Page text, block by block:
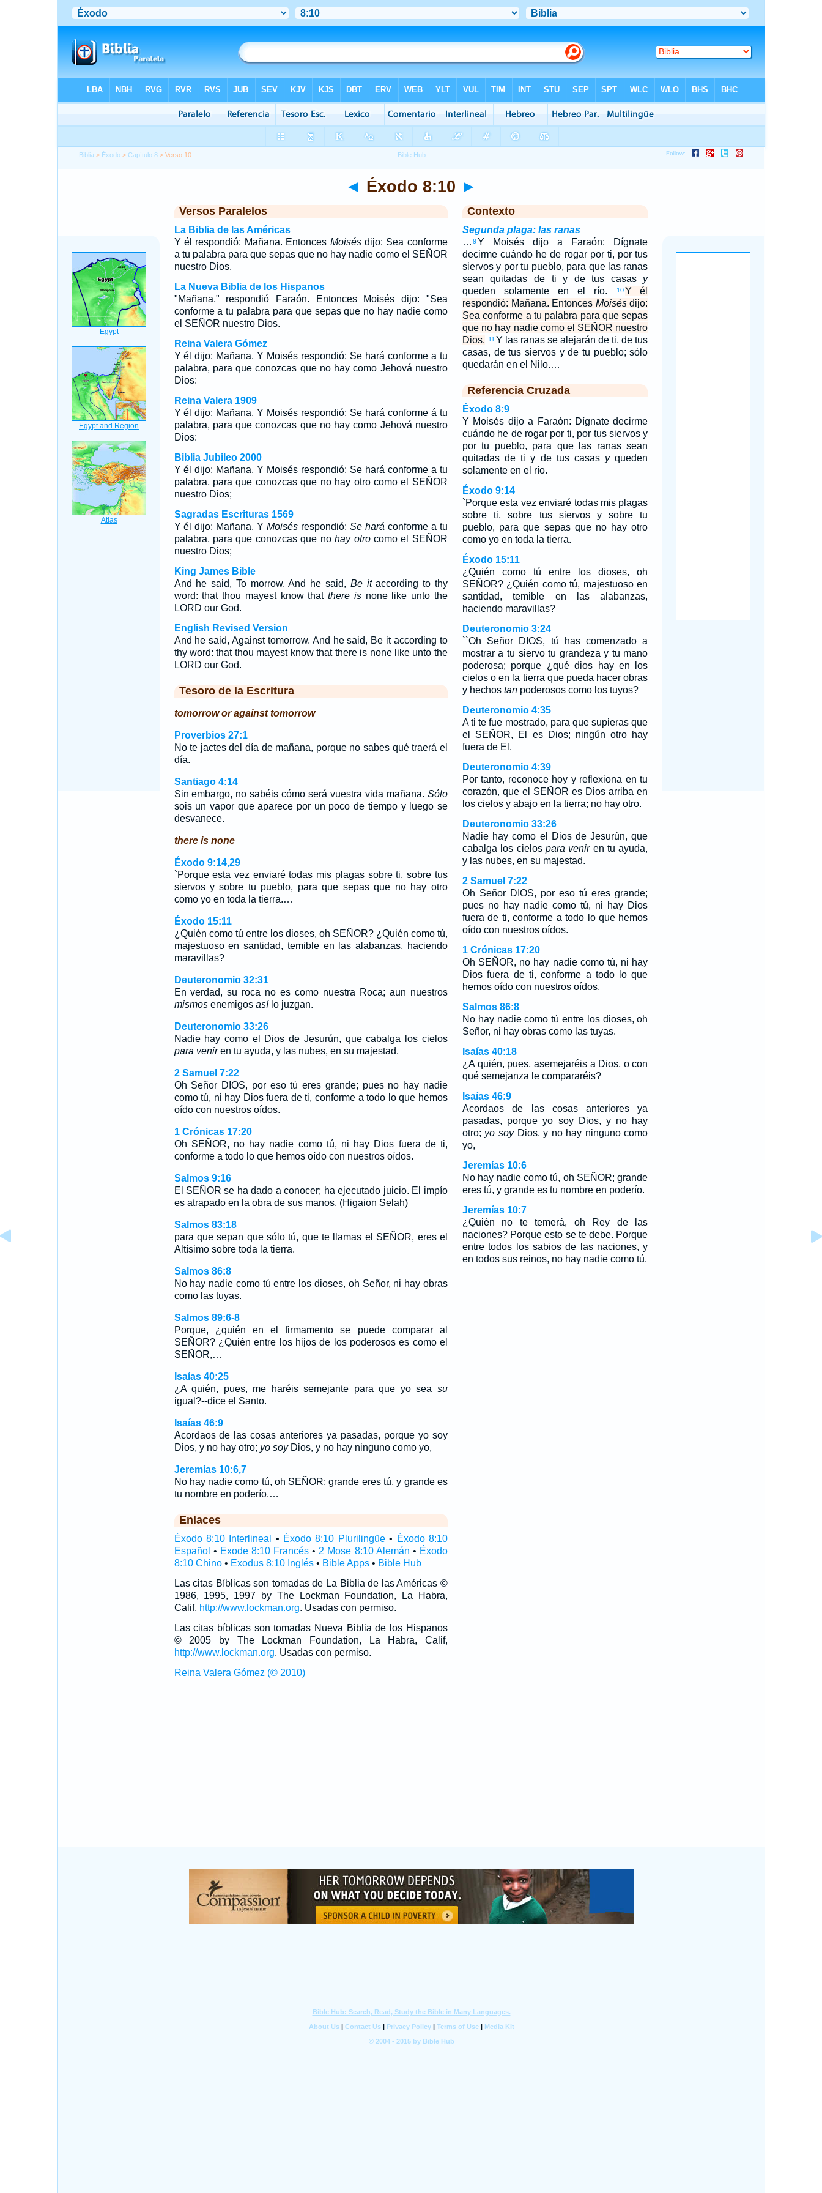
Biblia > Éxodo >Capítulo 8 > Verso 10
◄ Éxodo 8:10 ►
Versos Paralelos
La Biblia de las Américas
Y él respondió: Mañana. Entonces Moisésdijo: Sea conforme
a tu palabra para que sepas que no hay nadie como el SEÑOR
nuestro Dios.
La Nueva Biblia de los Hispanos
"Mañana," respondió Faraón. Entonces Moisés dijo: "Sea
conforme a tu palabra para que sepas que no hay nadie como
el SEÑOR nuestro Dios.
Reina Valera Gómez
Y él dijo: Mañana. Y Moisés respondió: Se hará conforme a tu
palabra, para que conozcas que no hay como Jehová nuestro
Dios:
Reina Valera 1909
Y él dijo: Mañana. Y Moisés respondió: Se hará conforme á tu
palabra, para que conozcas que no hay como Jehová nuestro
Dios:
Biblia Jubileo 2000
Y él dijo: Mañana. Y Moisés respondió: Se hará conforme a tu
palabra, para que conozcas que no hay otrocomo el SEÑOR
nuestro Dios;
Sagradas Escrituras 1569
Y él dijo: Mañana. YMoisés respondió:Se hará conforme a tu
palabra, para que conozcas que nohay otrocomo el SEÑOR
nuestro Dios;
King James Bible
And he said, To morrow. And he said, Be itaccording to thy
word: that thou mayest know thatthere isnone like unto the
LORD our God.
English Revised Version
And he said, Against tomorrow. And he said, Be it according to
thy word: that thou mayest know that there is none like unto the
LORD our God.
Tesoro de la Escritura
tomorrow or against tomorrow
Proverbios 27:1
No te jactes del día de mañana, porque no sabes qué traerá el
día.
Santiago 4:14
Sin embargo, no sabéis cómo será vuestra vida mañana. Sólo
sois un vapor que aparece por un poco de tiempo y luego se
desvanece.
there is none
Éxodo 9:14,29
`Porque esta vez enviaré todas mis plagas sobre ti, sobre tus
siervos y sobre tu pueblo, para que sepas que no hay otro
como yo en toda la tierra.…
Éxodo 15:11
¿Quién como tú entre los dioses, oh SEÑOR? ¿Quién como tú,
majestuoso en santidad, temible en las alabanzas, haciendo
maravillas?
Deuteronomio 32:31
En verdad, su roca no es como nuestra Roca; aun nuestros
mismosenemigos asílo juzgan.
Deuteronomio 33:26
Nadie hay como el Dios de Jesurún, que cabalga los cielos
para veniren tu ayuda, y las nubes, en su majestad.
2 Samuel 7:22
Oh Señor DIOS, por eso tú eres grande; pues no hay nadie
como tú, ni hay Dios fuera de ti, conforme a todo lo que hemos
oído con nuestros oídos.
1 Crónicas 17:20
Oh SEÑOR, no hay nadie como tú, ni hay Dios fuera de ti,
conforme a todo lo que hemos oído con nuestros oídos.
Salmos 9:16
El SEÑOR se ha dado a conocer; ha ejecutado juicio. El impío
es atrapado en la obra de sus manos. (Higaion Selah)
Salmos 83:18
para que sepan que sólo tú, que te llamas el SEÑOR, eres el
Altísimo sobre toda la tierra.
Salmos 86:8
No hay nadie como tú entre los dioses, oh Señor, ni hay obras
como las tuyas.
Salmos 89:6-8
Porque, ¿quién en el firmamento se puede comparar al
SEÑOR? ¿Quién entre los hijos de los poderosos es como el
SEÑOR,…
Isaías 40:25
¿A quién, pues, me haréis semejante para que yo sea su
igual?--dice el Santo.
Isaías 46:9
Acordaos de las cosas anteriores ya pasadas, porque yo soy
Dios, y no hay otro; yo soyDios, y no hay ninguno como yo,
Jeremías 10:6,7
No hay nadie como tú, oh SEÑOR; grande eres tú, y grande es
tu nombre en poderío.…
Enlaces
Éxodo 8:10 Interlineal • Éxodo 8:10 Plurilingüe• Éxodo 8:10
Español • Exode 8:10 Francés • 2 Mose 8:10 Alemán • Éxodo
8:10 Chino• Exodus 8:10 Inglés• Bible Apps• Bible Hub
Las citas Bíblicas son tomadas de La Biblia de las Américas ©
1986, 1995, 1997 by The Lockman Foundation, La Habra,
Calif, http://www.lockman.org. Usadas con permiso.
Las citas bíblicas son tomadas Nueva Biblia de los Hispanos
© 2005 by The Lockman Foundation, La Habra, Calif,
http://www.lockman.org. Usadas con permiso.
Reina Valera Gómez (© 2010)
Contexto
Segunda plaga: las ranas
… 9Y Moisés dijo a Faraón: Dígnate
decirme cuándo he de rogar por ti, por tus
siervos y por tu pueblo, para que las ranas
sean quitadas de ti y de tus casas y
queden solamente en el río.
10 Y él
respondió: Mañana. Entonces Moisésdijo:
Sea conforme a tu palabra para que sepas
que no hay nadie como el SEÑOR nuestro
Dios. 11 Y las ranas se alejarán de ti, de tus
casas, de tus siervos y de tu pueblo; sólo
quedarán en el Nilo.…
Referencia Cruzada
Éxodo 8:9
Y Moisés dijo a Faraón: Dígnate decirme
cuándo he de rogar por ti, por tus siervos y
por tu pueblo, para que las ranas sean
quitadas de ti y de tus casas yqueden
solamente en el río.
Éxodo 9:14
`Porque esta vez enviaré todas mis plagas
sobre ti, sobre tus siervos y sobre tu
pueblo, para que sepas que no hay otro
como yo en toda la tierra.
Éxodo 15:11
¿Quién como tú entre los dioses, oh
SEÑOR? ¿Quién como tú, majestuoso en
santidad, temible en las alabanzas,
haciendo maravillas?
Deuteronomio 3:24
``Oh Señor DIOS, tú has comenzado a
mostrar a tu siervo tu grandeza y tu mano
poderosa; porque ¿qué dios hay en los
cielos o en la tierra que pueda hacer obras
y hechos tanpoderosos como los tuyos?
Deuteronomio 4:35
A ti te fue mostrado, para que supieras que
el SEÑOR, El es Dios; ningún otro hay
fuera de El.
Deuteronomio 4:39
Por tanto, reconoce hoy y reflexiona en tu
corazón, que el SEÑOR es Dios arriba en
los cielos y abajo en la tierra; no hay otro.
Deuteronomio 33:26
Nadie hay como el Dios de Jesurún, que
cabalga los cielospara veniren tu ayuda,
y las nubes, en su majestad.
2 Samuel 7:22
Oh Señor DIOS, por eso tú eres grande;
pues no hay nadie como tú, ni hay Dios
fuera de ti, conforme a todo lo que hemos
oído con nuestros oídos.
1 Crónicas 17:20
Oh SEÑOR, no hay nadie como tú, ni hay
Dios fuera de ti, conforme a todo lo que
hemos oído con nuestros oídos.
Salmos 86:8
No hay nadie como tú entre los dioses, oh
Señor, ni hay obras como las tuyas.
Isaías 40:18
¿A quién, pues, asemejaréis a Dios, o con
qué semejanza le compararéis?
Isaías 46:9
Acordaos de las cosas anteriores ya
pasadas, porque yo soy Dios, y no hay
otro; yo soyDios, y no hay ninguno como
yo,
Jeremías 10:6
No hay nadie como tú, oh SEÑOR; grande
eres tú, y grande es tu nombre en poderío.
Jeremías 10:7
¿Quién no te temerá, oh Rey de las
naciones? Porque esto se te debe. Porque
entre todos los sabios de las naciones, y
en todos sus reinos, no hay nadie como tú.